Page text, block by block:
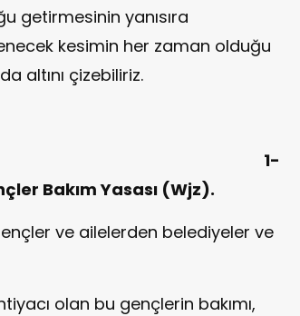
getirmesinin yanısıra
kesimin her zaman olduğu
altını çizebiliriz.
Bakım Yasası (Wjz).
ve ailelerden belediyeler ve
olan bu gençlerin bakımı,